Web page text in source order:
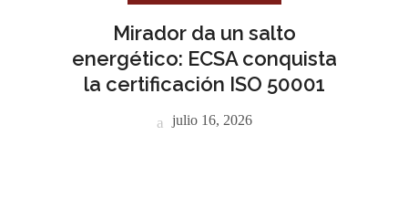
Mirador da un salto
energético: ECSA conquista
la certificación ISO 50001
julio 16, 2026